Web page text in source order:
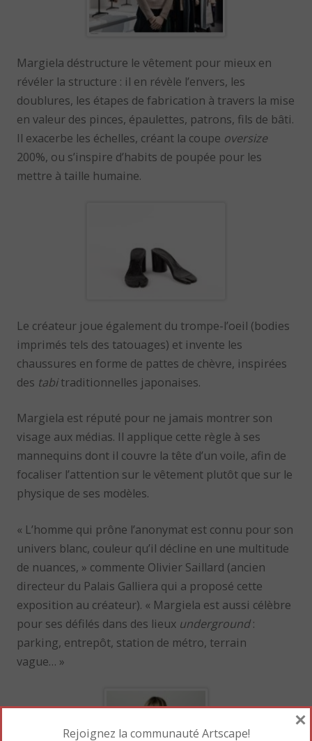
Margiela déstructure le vêtement pour mieux en
révéler la structure : il en révèle l’envers, les
doublures, les étapes de fabrication à travers la mise
en valeur des pinces, épaulettes, patrons, fils de bâti.
Il exacerbe les échelles, créant la coupe oversize
200%, ou s’inspire d’habits de poupée pour les
mettre à taille humaine.
Le créateur joue également du trompe-l’oeil (bodies
imprimés tels des tatouages) et invente les
chaussures en forme de pattes de chèvre, inspirées
des tabitraditionnelles japonaises.
Margiela est réputé pour ne jamais montrer son
visage aux médias. Il applique cette règle à ses
mannequins dont il couvre la tête d’un voile, afin de
focaliser l’attention sur le vêtement plutôt que sur le
physique de ses modèles.
« L’homme qui prône l’anonymat est connu pour son
univers blanc, couleur qu’il décline en une multitude
de nuances, » commente Olivier Saillard (ancien
directeur du Palais Galliera qui a proposé cette
exposition au créateur). « Margiela est aussi célèbre
pour ses défilés dans des lieux underground:
parking, entrepôt, station de métro, terrain
vague… »
Rejoignez la communauté Artscape!
×